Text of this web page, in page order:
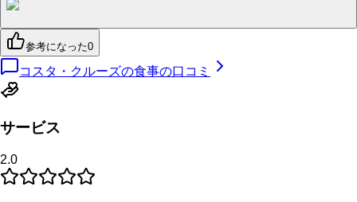
参考になった0
コスタ・クルーズの食事の口コミ
サービス
2.0